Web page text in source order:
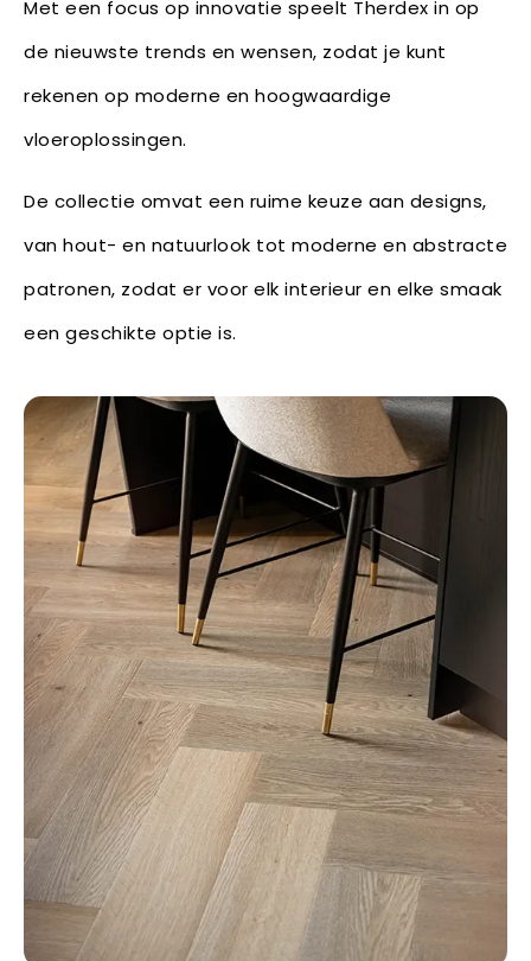
Met een focus op innovatie speelt Therdex in op
de nieuwste trends en wensen, zodat je kunt
rekenen op moderne en hoogwaardige
vloeroplossingen.
De collectie omvat een ruime keuze aan designs,
van hout- en natuurlook tot moderne en abstracte
patronen, zodat er voor elk interieur en elke smaak
een geschikte optie is.